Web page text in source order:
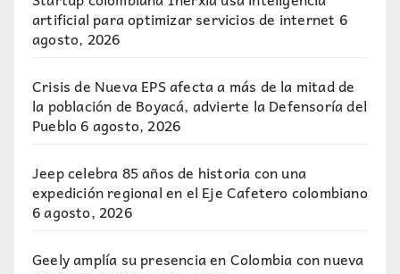
artificial para optimizar servicios de internet 6
agosto, 2026
Crisis de Nueva EPS afecta a más de la mitad de
la población de Boyacá, advierte la Defensoría del
Pueblo6 agosto, 2026
Jeep celebra 85 años de historia con una
expedición regional en el Eje Cafetero colombiano
6 agosto, 2026
Geely amplía su presencia en Colombia con nueva